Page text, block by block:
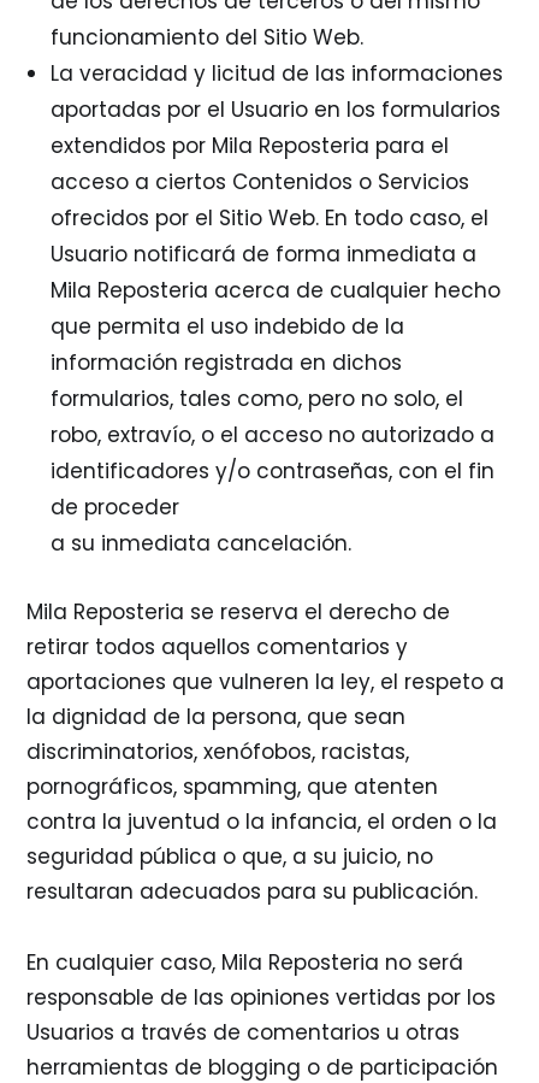
funcionamiento del Sitio Web.
La veracidad y licitud de las informaciones
aportadas por el Usuario en los formularios
extendidos por Mila Reposteria para el
acceso a ciertos Contenidos o Servicios
ofrecidos por el Sitio Web. En todo caso, el
Usuario notificará de forma inmediata a
Mila Reposteria acerca de cualquier hecho
que permita el uso indebido de la
información registrada en dichos
formularios, tales como, pero no solo, el
robo, extravío, o el acceso no autorizado a
identificadores y/o contraseñas, con el fin
de proceder
a su inmediata cancelación.
Mila Reposteria se reserva el derecho de
retirar todos aquellos comentarios y
aportaciones que vulneren la ley, el respeto a
la dignidad de la persona, que sean
discriminatorios, xenófobos, racistas,
pornográficos, spamming, que atenten
contra la juventud o la infancia, el orden o la
seguridad pública o que, a su juicio, no
resultaran adecuados para su publicación.
En cualquier caso, Mila Reposteria no será
responsable de las opiniones vertidas por los
Usuarios a través de comentarios u otras
herramientas de blogging o de participación